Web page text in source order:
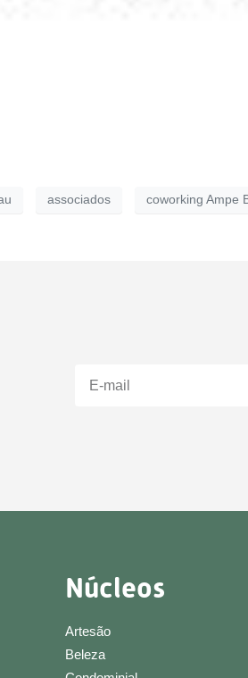
associados coworking Ampe
Núcleos
Artesão
Beleza